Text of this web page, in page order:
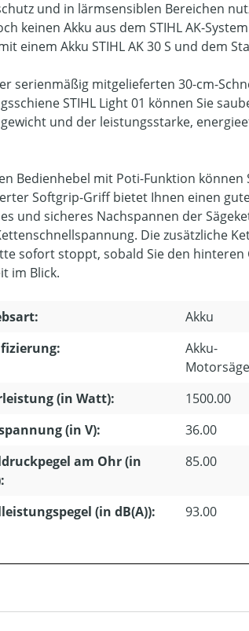
und in lärmsensiblen Bereichen
keinen Akku aus dem STIHL AK-
einem Akku STIHL AK 30 S und dem
serienmäßig mitgelieferten 30-cm-
STIHL Light 01 können Sie
und der leistungsstarke,
Bedienhebel mit Poti-Funktion
Softgrip-Griff bietet Ihnen einen
und sicheres Nachspannen der
Die zusätzliche
sofort stoppt, sobald Sie den
im Blick.
Akku
Akku-
(in Watt):
1500.00
(in V):
36.00
am Ohr (in
85.00
(in dB(A)): 93.00